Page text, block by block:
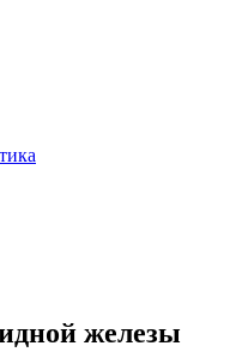
железы